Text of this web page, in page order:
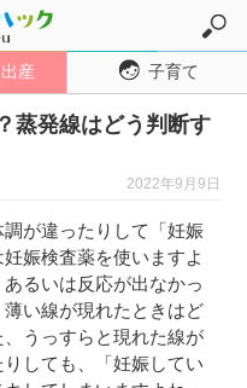
産 子育て
蒸発線はどう判断す
2022年9月9日
が違ったりして「妊娠
娠検査薬を使いますよ
るいは反応が出なかっ
い線が現れたときはど
うっすらと現れた線が
しても、「妊娠してい